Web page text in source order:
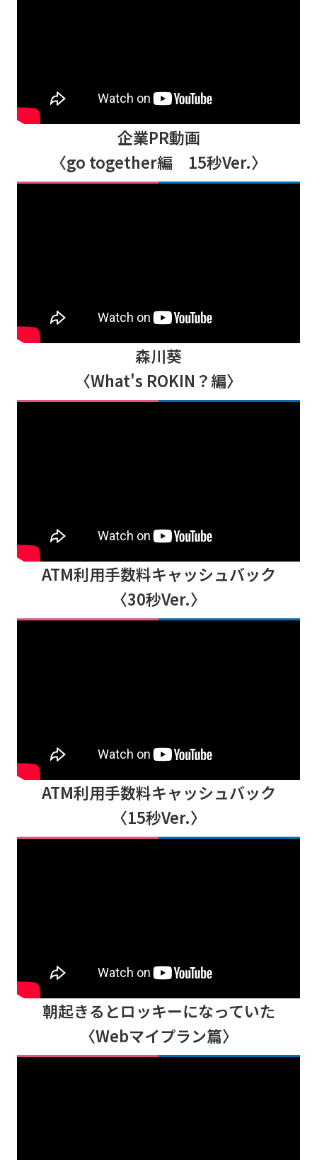
企業PR動画
〈go together編 15秒Ver.〉
森川葵
〈What's ROKIN？編〉
ATM利用手数料キャッシュバック
〈30秒Ver.〉
ATM利用手数料キャッシュバック
〈15秒Ver.〉
朝起きるとロッキーになっていた
〈Webマイプラン篇〉